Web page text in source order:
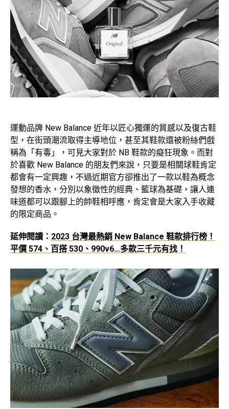
運動品牌 New Balance 近年以匠心獨運的質感以及復古鞋
型，在街頭潮流取得主導地位，甚至其鞋款還被粉絲們戲
稱為「有毒」，可見大家對於 NB 鞋款的癡狂現象。而對
於喜歡 New Balance 的朋友們來說，只要是相關球鞋肯定
都會有一定興趣，不過近期官方卻推出了一款以鞋為概念
發想的香水，分別以象徵性的經典、籃球為基礎，讓人連
味道都可以跟腳上的帥鞋相呼應，肯定會是大家入手收藏
的限定商品。
延伸閱讀： 2023 台灣最熱銷 New Balance 鞋款排行榜！
平價 574、百搭 530、990v6…多款三千元有找！